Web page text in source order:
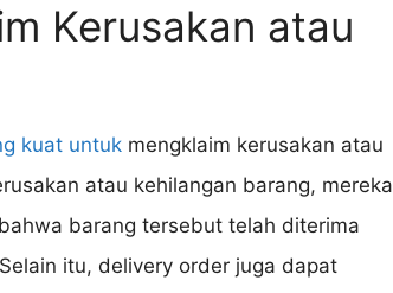
Kerusakan atau
kuat untuk mengklaim kerusakan atau
atau kehilangan barang, mereka
barang tersebut telah diterima
itu, delivery order juga dapat